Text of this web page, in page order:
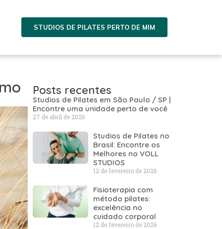
STUDIOS DE PILATES PERTO DE MIM
Posts recentes
Studios de Pilates em São Paulo / SP |
Encontre uma unidade perto de você
27 de abril de 2026
Studios de Pilates no
Brasil: Encontre os
Melhores no VOLL
STUDIOS
12 de fevereiro de 2026
Fisioterapia com
método pilates:
excelência no
cuidado corporal
12 de fevereiro de 2026